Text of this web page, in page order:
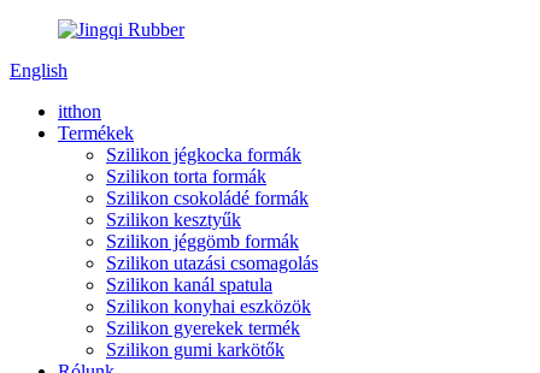
English
itthon
Termékek
Szilikon jégkocka formák
Szilikon torta formák
Szilikon csokoládé formák
Szilikon kesztyűk
Szilikon jéggömb formák
Szilikon utazási csomagolás
Szilikon kanál spatula
Szilikon konyhai eszközök
Szilikon gyerekek termék
Szilikon gumi karkötők